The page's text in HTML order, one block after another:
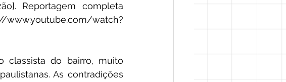
Reportagem completa
www.youtube.com/watch?
classista do bairro, muito
As contradições